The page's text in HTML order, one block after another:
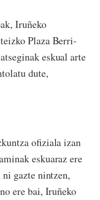
Iruñeko
Plaza Berri-
eskual arte
dute,
ofiziala izan
eskuaraz ere
gazte nintzen,
ere bai, Iruñeko